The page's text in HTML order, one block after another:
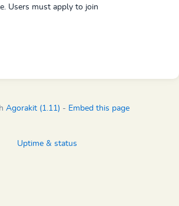
Users must apply to join
Agorakit (1.11) - Embed this page
Uptime & status